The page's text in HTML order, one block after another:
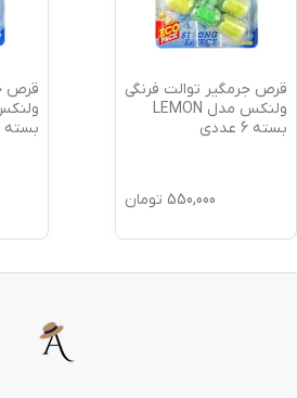
قرص جرمگیر توالت فرنگی
ولنکس مدل LEMON
بسته 6 عددی
550,000 تومان
قرص
بسته 6 ع